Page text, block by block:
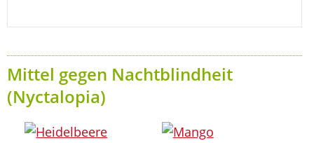
Mittel gegen Nachtblindheit
(Nyctalopia)